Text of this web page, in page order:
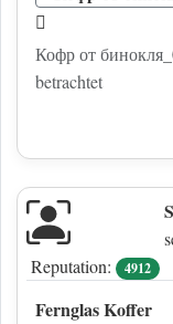
Кофр от
betrachtet
Reputation:
4912
Fernglas Koffer